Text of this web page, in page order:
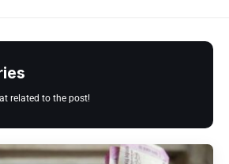
related to the post!